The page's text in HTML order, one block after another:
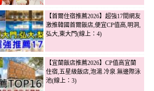
【首爾住宿推薦2026】超強17間網友
激推韓國首爾飯店,便宜CP值高,明洞,
弘大,東大門(線上：4)
【宜蘭飯店推薦2026】CP值高宜蘭
住宿,五星級飯店,泡湯.冷泉.無邊際泳
池(線上：3)